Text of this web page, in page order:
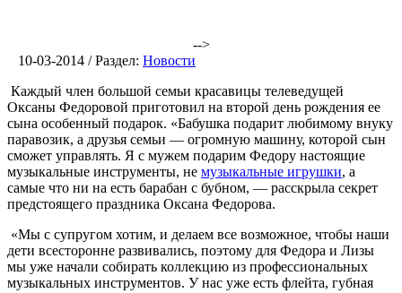
-->
10-03-2014 / Раздел: Новости
Каждый член большой семьи красавицы телеведущей
Оксаны Федоровой приготовил на второй день рождения ее
сына особенный подарок. «Бабушка подарит любимому внуку
паравозик, а друзья семьи — огромную машину, которой сын
сможет управлять. Я с мужем подарим Федору настоящие
музыкальные инструменты, не музыкальные игрушки, а
самые что ни на есть барабан с бубном, — расскрыла секрет
предстоящего праздника Оксана Федорова.
«Мы с супругом хотим, и делаем все возможное, чтобы наши
дети всесторонне развивались, поэтому для Федора и Лизы
мы уже начали собирать коллекцию из профессиональных
музыкальных инструментов. У нас уже есть флейта, губная